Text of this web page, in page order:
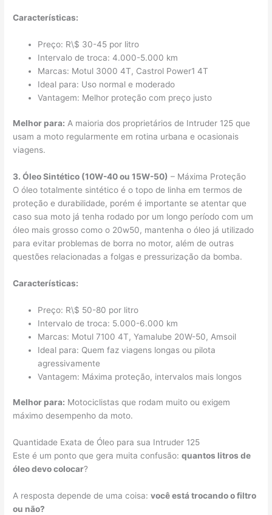
Características:
Preço: R\$ 30-45 por litro
Intervalo de troca: 4.000-5.000 km
Marcas: Motul 3000 4T, Castrol Power1 4T
Ideal para: Uso normal e moderado
Vantagem: Melhor proteção com preço justo
Melhor para: A maioria dos proprietários de Intruder 125 que
usam a moto regularmente em rotina urbana e ocasionais
viagens.
3. Óleo Sintético (10W-40 ou 15W-50) – Máxima Proteção
O óleo totalmente sintético é o topo de linha em termos de
proteção e durabilidade, porém é importante se atentar que
caso sua moto já tenha rodado por um longo período com um
óleo mais grosso como o 20w50, mantenha o óleo já utilizado
para evitar problemas de borra no motor, além de outras
questões relacionadas a folgas e pressurização da bomba.
Características:
Preço: R\$ 50-80 por litro
Intervalo de troca: 5.000-6.000 km
Marcas: Motul 7100 4T, Yamalube 20W-50, Amsoil
Ideal para: Quem faz viagens longas ou pilota
agressivamente
Vantagem: Máxima proteção, intervalos mais longos
Melhor para: Motociclistas que rodam muito ou exigem
máximo desempenho da moto.
Quantidade Exata de Óleo para sua Intruder 125
Este é um ponto que gera muita confusão:quantos litros de
óleo devo colocar?
A resposta depende de uma coisa:você está trocando o filtro
ou não?